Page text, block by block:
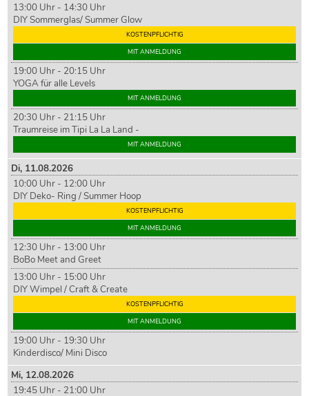
13:00 Uhr - 14:30 Uhr
DIY Sommerglas/ Summer Glow
KOSTENPFLICHTIG
MIT ANMELDUNG
19:00 Uhr - 20:15 Uhr
YOGA für alle Levels
MIT ANMELDUNG
20:30 Uhr - 21:15 Uhr
Traumreise im Tipi La La Land -
MIT ANMELDUNG
Di, 11.08.2026
10:00 Uhr - 12:00 Uhr
DIY Deko- Ring / Summer Hoop
KOSTENPFLICHTIG
MIT ANMELDUNG
12:30 Uhr - 13:00 Uhr
BoBo Meet and Greet
13:00 Uhr - 15:00 Uhr
DIY Wimpel / Craft & Create
KOSTENPFLICHTIG
MIT ANMELDUNG
19:00 Uhr - 19:30 Uhr
Kinderdisco/ Mini Disco
Mi, 12.08.2026
19:45 Uhr - 21:00 Uhr